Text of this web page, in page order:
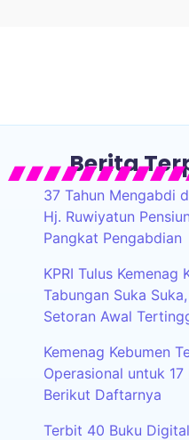
Berita
37 Tahun Mengabdi
Hj. Ruwiyatun
Pangkat Pengabdian
KPRI Tulus Kemenag
Tabungan Suka
Setoran Awal
Kemenag Kebumen
Operasional untuk 17
Berikut Daftarnya
Terbit 40 Buku